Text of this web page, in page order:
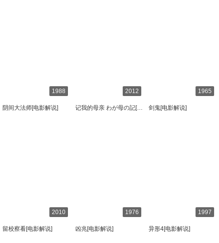
1988
阴间大法师[电影解说]
2012
记我的母亲 わが母の記[电影解说]
1965
剑鬼[电影解说]
2010
留校察看[电影解说]
1976
凶兆[电影解说]
1997
异形4[电影解说]